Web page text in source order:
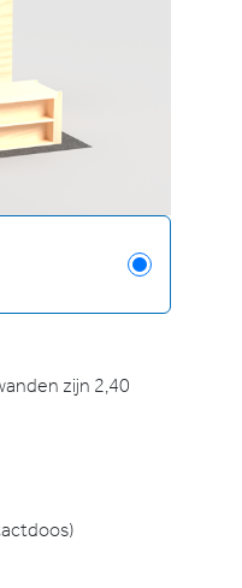
zijn 2,40